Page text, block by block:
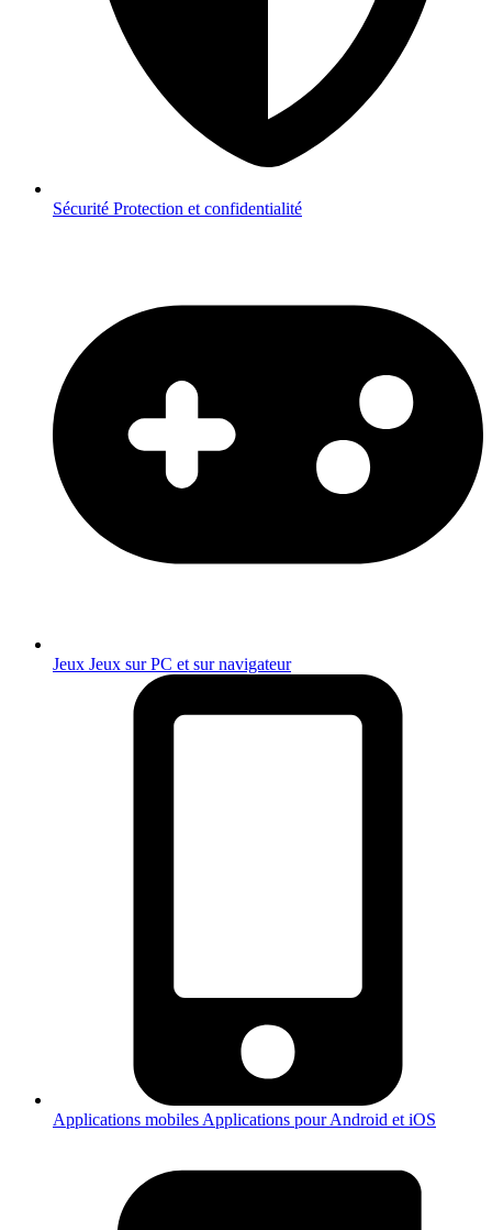
Sécurité Protection et confidentialité
Jeux Jeux sur PC et sur navigateur
Applications mobiles Applications pour Android et iOS